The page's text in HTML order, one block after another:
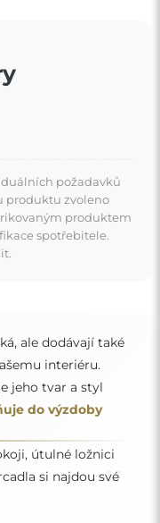
interiéru.
útulné ložnici
si najdou své
dokážeme
zrcadla o průměru
objednávku.
s projektem na
.